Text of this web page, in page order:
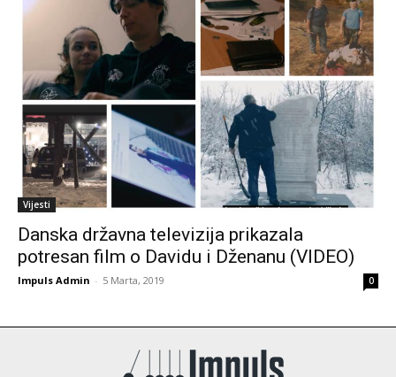
Vijesti
Danska državna televizija prikazala
potresan film o Davidu i Dženanu (VIDEO)
Impuls Admin - 5 Marta, 2019 0